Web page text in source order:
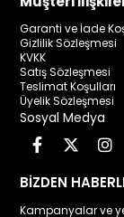
Garanti ve İade
Gizlilik Sözleşmesi
KVKK
Satış Sözleşmesi
Teslimat Koşulları
Üyelik Sözleşmesi
Sosyal Medya
BİZDEN
Kampanyalar ve